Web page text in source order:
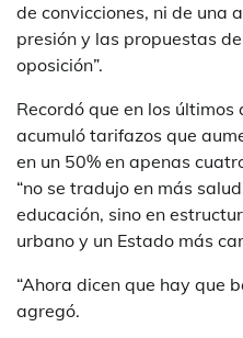
de convicciones, ni de una
presión y las propuestas
oposición”.
Recordó que en los últimos
acumuló tarifazos que
en un 50% en apenas
“no se tradujo en más
educación, sino en
urbano y un Estado más
“Ahora dicen que hay que
agregó.